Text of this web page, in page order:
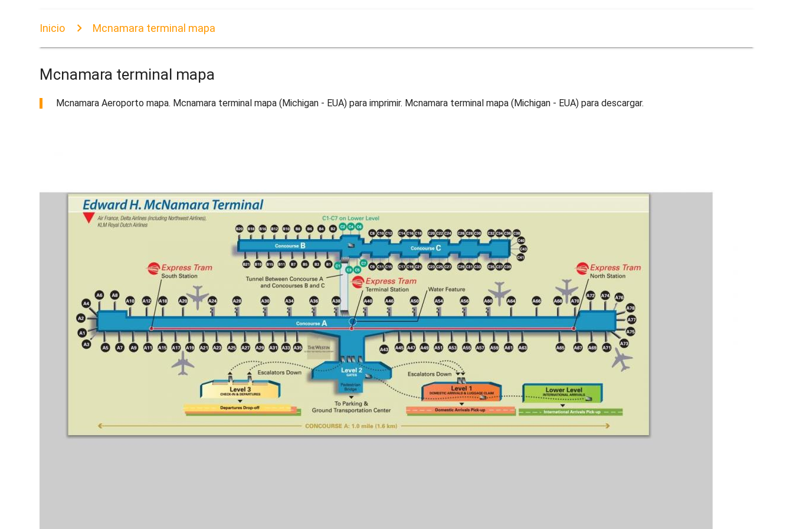
Inicio Mcnamara terminal mapa
Mcnamara terminal mapa
Mcnamara Aeroporto mapa. Mcnamara terminal mapa (Michigan - EUA) para imprimir. Mcnamara terminal mapa (Michigan - EUA) para descargar.